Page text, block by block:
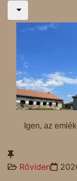
Igen, az
Rőviden